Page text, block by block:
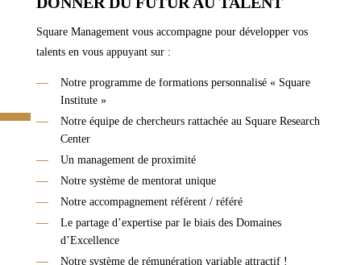
Square Management vous accompagne pour développer vos
talents en vous appuyant sur :
Notre programme de formations personnalisé « Square
Institute »
Notre équipe de chercheurs rattachée au Square Research
Center
Un management de proximité
Notre système de mentorat unique
Notre accompagnement référent / référé
Le partage d’expertise par le biais des Domaines
d’Excellence
Notre système de rémunération variable attractif !